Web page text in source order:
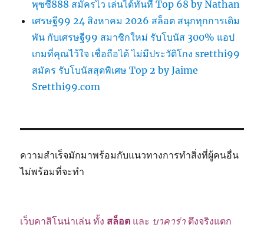
พุซซี่888 สมัครไว เล่นได้ทันที Top 68 by Nathan
เศรษฐี99 24 สิงหาคม 2026 สล็อต สนุกทุกการเดิม
พัน กับเศรษฐี99 สมาชิกใหม่ รับโบนัส 300% แอป
เกมที่คุณไว้ใจ เชื่อถือได้ ไม่มีประวัติโกง sretthi99
สมัคร รับโบนัสสุดพิเศษ Top 2 by Jaime
Sretthi99.com
ความสำเร็จมักมาพร้อมกับแนวทางการทำสิ่งที่ผู้คนอื่น
ไม่พร้อมที่จะทำ
เว็บคาสิโนน่าเล่น ทั้ง สล็อต และ บาคาร่า ตึงจริงแตก